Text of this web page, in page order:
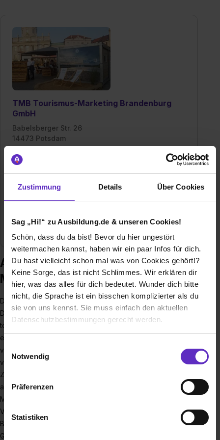
Zustimmung Details Über Cookies
Sag „Hi!“ zu Ausbildung.de & unseren Cookies!
Schön, dass du da bist! Bevor du hier ungestört
weitermachen kannst, haben wir ein paar Infos für dich.
Du hast vielleicht schon mal was von Cookies gehört!?
Keine Sorge, das ist nicht Schlimmes. Wir erklären dir
hier, was das alles für dich bedeutet. Wunder dich bitte
nicht, die Sprache ist ein bisschen komplizierter als du
sie von uns kennst. Sie muss einfach den aktuellen
Datenschutzbestimmungen gerecht werden.
Benutzung der Webseite getroffenen Einstellungen zu
Webseite zu analysieren („Statistiken“), um
Informationen zu deiner Verwendung unserer Website an
Notwendig
Präferenzen
Statistiken
TMB Tourismus-Marketing Brandenburg
GmbH
Babelsberger Str. 26
14473 Potsdam
0331 29873-350
E-Mail anzeigen
Gründungsjahr 1998
Ausbildung bei TMB Tourismus-
Marketing Brandenburg GmbH
Die TMB Tourismus-Marketing Brandenburg GmbH hat als
Destinationsmanagement-Organisation (DMO) die Aufgabe,
touristische Angebote des Reiselandes Brandenburg zu
entwickeln und diese national und international zu
vermarkten. Dabei stellen wir uns auf die sich ständig
verändernden Trends des Marktes und unserer Gäste ein.
Zu unseren Aufgaben gehören u.a. Marktforschung und -
analyse, Presse- und Öffentlichkeitsarbeit, Marken- und
Marketing-Management, sowie Vertrieb und Kundenservice.
Von besonderer Bedeutung ist zudem die Entwicklung und
Bereitstellung digitaler Infrastrukturen und Services für die
Gäste und Leistungsträger des Tourismus im Land